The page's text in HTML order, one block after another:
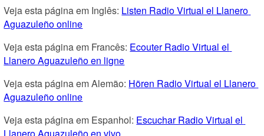
Veja esta página em Inglês: Listen Radio Virtual el Llanero
Aguazuleño online
Veja esta página em Francês: Ecouter Radio Virtual el
Llanero Aguazuleño en ligne
Veja esta página em Alemão: Hören Radio Virtual el Llanero
Aguazuleño online
Veja esta página em Espanhol: Escuchar Radio Virtual el
Llanero Aguazuleño en vivo